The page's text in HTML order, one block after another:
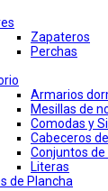
Zapateros
Perchas
Armarios
Mesillas de
Comodas y
Cabeceros
Conjuntos
Literas
de Plancha